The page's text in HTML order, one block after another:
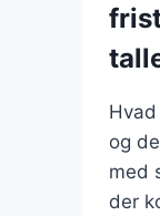
og
med
der